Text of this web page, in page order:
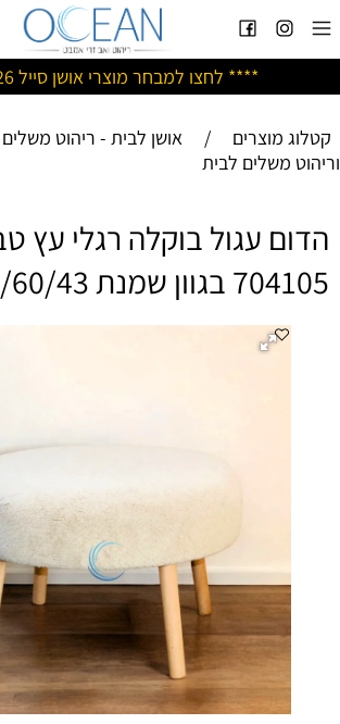
**** לחצו למבחר מוצרי אושן סייל 2026 ****
קטלוג מוצרים / אושן לבית - ריהוט משלים
וריהוט משלים לבית
הדום עגול בוקלה רגלי עץ
704105 בגוון שמנת 60/60/43